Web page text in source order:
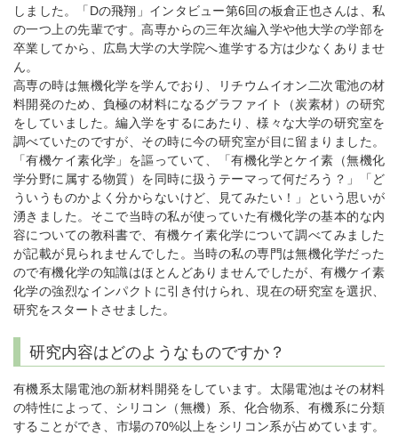
しました。「Dの飛翔」インタビュー第6回の板倉正也さんは、私
の一つ上の先輩です。高専からの三年次編入学や他大学の学部を
卒業してから、広島大学の大学院へ進学する方は少なくありませ
ん。
高専の時は無機化学を学んでおり、リチウムイオン二次電池の材
料開発のため、負極の材料になるグラファイト（炭素材）の研究
をしていました。編入学をするにあたり、様々な大学の研究室を
調べていたのですが、その時に今の研究室が目に留まりました。
「有機ケイ素化学」を謳っていて、「有機化学とケイ素（無機化
学分野に属する物質）を同時に扱うテーマって何だろう？」「ど
ういうものかよく分からないけど、見てみたい！」という思いが
湧きました。そこで当時の私が使っていた有機化学の基本的な内
容についての教科書で、有機ケイ素化学について調べてみました
が記載が見られませんでした。当時の私の専門は無機化学だった
ので有機化学の知識はほとんどありませんでしたが、有機ケイ素
化学の強烈なインパクトに引き付けられ、現在の研究室を選択、
研究をスタートさせました。
研究内容はどのようなものですか？
有機系太陽電池の新材料開発をしています。太陽電池はその材料
の特性によって、シリコン（無機）系、化合物系、有機系に分類
することができ、市場の70%以上をシリコン系が占めています。